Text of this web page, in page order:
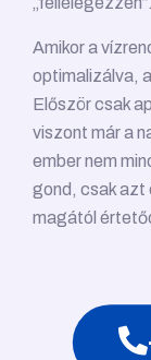
Amikor a
optimalizálva,
Először csak
viszont már a
ember nem
gond, csak azt
magától